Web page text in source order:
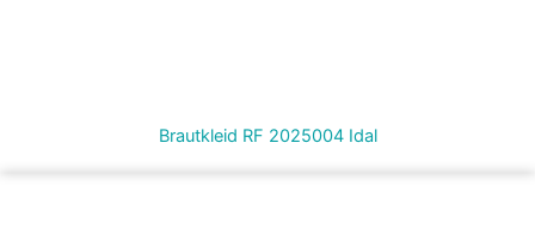
Brautkleid RF 2025004 Idal